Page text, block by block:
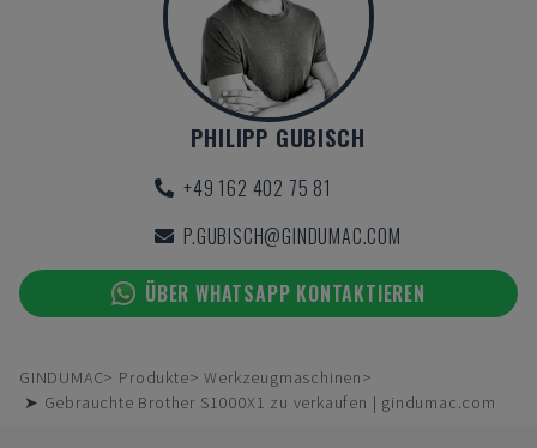
PHILIPP GUBISCH
+49 162 402 75 81
P.GUBISCH@GINDUMAC.COM
ÜBER WHATSAPP KONTAKTIEREN
GINDUMAC Produkte
Werkzeugmaschinen
➤ Gebrauchte Brother S1000X1 zu verkaufen | gindumac.com